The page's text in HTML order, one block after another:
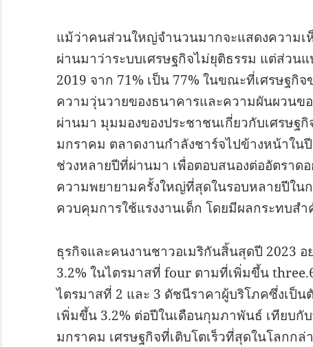
แม้ว่าคนส่วนใหญ่จำนวนมากจะแสดงความเ
ผ่านมาว่าระบบเศรษฐกิจไม่ยุติธรรม แต่ส่วน
2019 จาก 71% เป็น 77% ในขณะที่เศรษฐกิ
ความวุ่นวายของธนาคารและความผันผวนข
ผ่านมา มุมมองของประชาชนเกี่ยวกับเศรษฐ
มกราคม ตลาดงานกำลังชาร์จไปข้างหน้าใน
ช่วงหลายปีที่ผ่านมา เพื่อตอบสนองต่ออัตราด
ความพยายามครั้งใหญ่ที่สุดในรอบหลายปีใน
ควบคุมการใช้แรงงานเด็ก โดยมีผลกระทบส
ธุรกิจและคนงานชาวอเมริกันสิ้นสุดปี 2023
3.2% ในไตรมาสที่ four ตามที่เพิ่มขึ้น
ไตรมาสที่ 2 และ 3 ดัชนีราคาผู้บริโภคซึ่งเป็
เพิ่มขึ้น 3.2% ต่อปีในเดือนกุมภาพันธ์ เทียบกั
มกราคม เศรษฐกิจที่เติบโตเร็วที่สุดในโลกก